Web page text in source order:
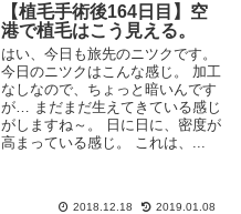
【植毛手術後164日目】空
港で植毛はこう見える。
はい、今日も旅先のニツクです。
今日のニツクはこんな感じ。 加工
なしなので、ちょっと暗いんです
が… まだまだ生えてきている感じ
がしますね～。 日に日に、密度が
高まっている感じ。 これは、...
2018.12.18 2019.01.08